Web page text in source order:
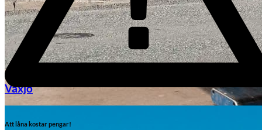
Byte av vindruta
Växjö
Att låna kostar pengar!